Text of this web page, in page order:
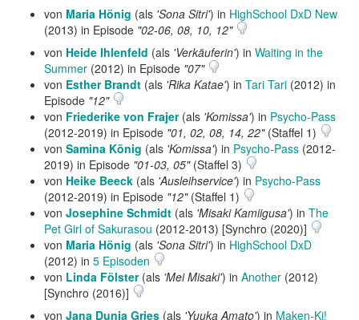
von Maria Hönig (als 'Sona Sitri') in HighSchool DxD New
(2013) in Episode "02-06, 08, 10, 12"
von Heide Ihlenfeld (als 'Verkäuferin') in Waiting in the
Summer (2012) in Episode "07"
von Esther Brandt (als 'Rika Katae') in Tari Tari (2012) in
Episode "12"
von Friederike von Frajer(als 'Komissa') in Psycho-Pass
(2012-2019) in Episode "01, 02, 08, 14, 22"(Staffel 1)
von Samina König (als 'Komissa') in Psycho-Pass (2012-
2019) in Episode "01-03, 05"(Staffel 3)
von Heike Beeck (als 'Ausleihservice') in Psycho-Pass
(2012-2019) in Episode "12"(Staffel 1)
von Josephine Schmidt (als 'Misaki Kamiigusa') in The
Pet Girl of Sakurasou (2012-2013) [Synchro (2020)]
von Maria Hönig (als 'Sona Sitri') in HighSchool DxD
(2012) in 5 Episoden
von Linda Fölster(als 'Mei Misaki') in Another (2012)
[Synchro (2016)]
von Jana Dunja Gries (als 'Yuuka Amato') in Maken-Ki!